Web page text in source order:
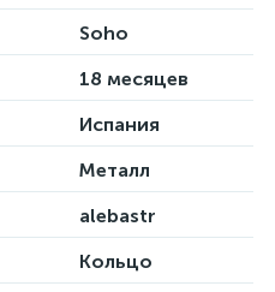
Soho
18 месяцев
Испания
Металл
alebastr
Кольцо